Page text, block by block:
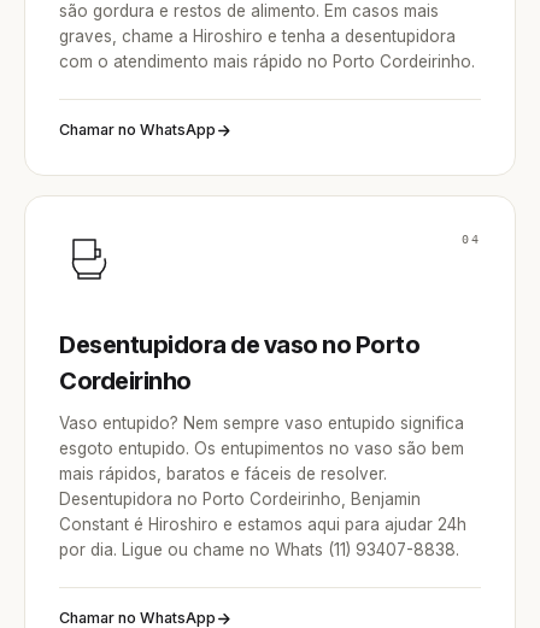
são gordura e restos de alimento. Em casos mais
graves, chame a Hiroshiro e tenha a desentupidora
com o atendimento mais rápido no Porto Cordeirinho.
Chamar no WhatsApp
04
Desentupidora de vaso no Porto
Cordeirinho
Vaso entupido? Nem sempre vaso entupido significa
esgoto entupido. Os entupimentos no vaso são bem
mais rápidos, baratos e fáceis de resolver.
Desentupidora no Porto Cordeirinho, Benjamin
Constant é Hiroshiro e estamos aqui para ajudar 24h
por dia. Ligue ou chame no Whats (11) 93407-8838.
Chamar no WhatsApp